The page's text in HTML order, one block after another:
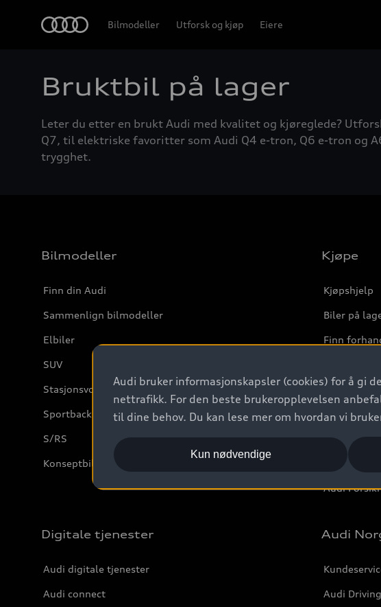
Bilmodeller Utforsk og kjøp Eiere
Bruktbil på lager
Leter du etter en brukt Audi med kvalitet og kjøreglede?
Q7, til elektriske favoritter som Audi Q4 e-tron, Q6 e-tron og
trygghet.
Bilmodeller
Finn din Audi
Sammenlign bilmodeller
Elbiler
SUV
Stasjonsvogn
Sportback
S/RS
Konseptbiler og prototyper
Kjøpe
Kjøpshjelp
Biler på
Finn
Kontakt
Prislister
Leasing
Bilgarantier
Audi
Digitale tjenester
Audi digitale tjenester
Audi connect
Audi
Audi
Audi bruker informasjonskapsler (cookies) for å gi
nettrafikk. For den beste brukeropplevelsen
til dine behov. Du kan lese mer om hvordan vi
Kun nødvendige